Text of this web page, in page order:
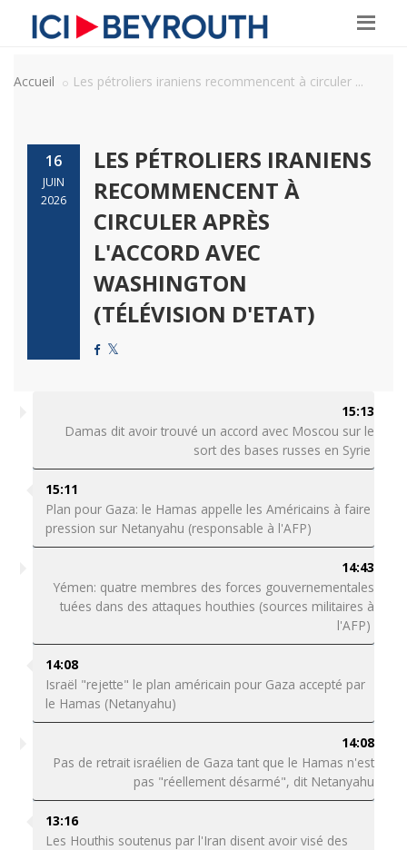
Accueil Les pétroliers iraniens recommencent à circuler ...
16
JUIN
2026
LES PÉTROLIERS IRANIENS
RECOMMENCENT À
CIRCULER APRÈS
L'ACCORD AVEC
WASHINGTON
(TÉLÉVISION D'ETAT)
15:13
Damas dit avoir trouvé un accord avec Moscou sur le
sort des bases russes en Syrie
15:11
Plan pour Gaza: le Hamas appelle les Américains à faire
pression sur Netanyahu (responsable à l'AFP)
14:43
Yémen: quatre membres des forces gouvernementales
tuées dans des attaques houthies (sources militaires à
l'AFP)
14:08
Israël "rejette" le plan américain pour Gaza accepté par
le Hamas (Netanyahu)
14:08
Pas de retrait israélien de Gaza tant que le Hamas n'est
pas "réellement désarmé", dit Netanyahu
13:16
Les Houthis soutenus par l'Iran disent avoir visé des